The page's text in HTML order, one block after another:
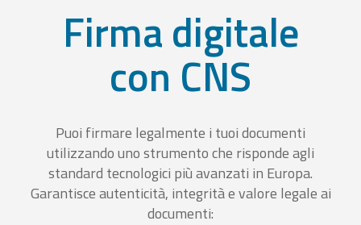
Firma digitale
con CNS
Puoi firmare legalmente i tuoi documenti
utilizzando uno strumento che risponde agli
standard tecnologici più avanzati in Europa.
Garantisce autenticità, integrità e valore legale ai
documenti: